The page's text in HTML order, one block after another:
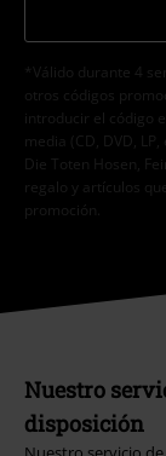
*Válido durante 4
otros códigos
introducir el código
media (CD, DVD,
Die Toten Hosen,
regalo y artículos
promoción.
Nuestro
disposición